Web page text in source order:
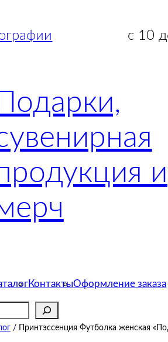
с 10
Подарки,
и
КонтактыОформление заказа
/ Принтэссенция Футболка женская